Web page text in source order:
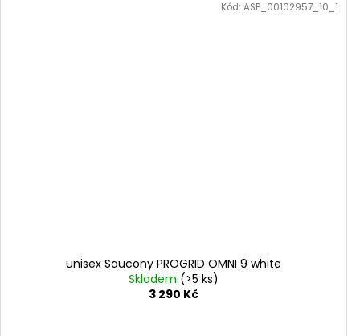
unisex Saucony PROGRID OMNI 9 white
Skladem (>5 ks)
3 290 Kč
Kód: ASP_00102957_10_1